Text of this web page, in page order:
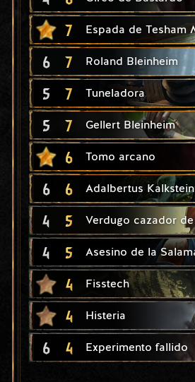
7 Espada de Tesham
6 7 Roland Bleinheim
5 7 Tuneladora
5 7 Gellert Bleinheim
6 Tomo arcano
6 6 Adalbertus Kalkstein
4 5 Verdugo cazador
4 5 Asesino de la
4 Fisstech
4 Histeria
6 4 Experimento fallido